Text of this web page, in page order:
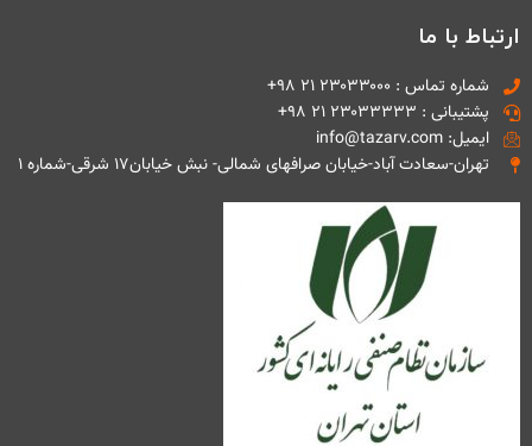
ارتباط با ما
شماره تماس : ۲۳۰۳۳۰۰۰ ۲۱ ۹۸+
پشتیبانی : ۲۳۰۳۳۳۳۳ ۲۱ ۹۸+
ایمیل: info@tazarv.com
تهران-سعادت آباد-خیابان صرافهای شمالی- نبش خیابان۱۷ شرقی-شماره ۱